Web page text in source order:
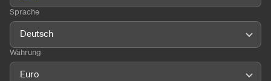
Sprache
Deutsch
Währung
Euro